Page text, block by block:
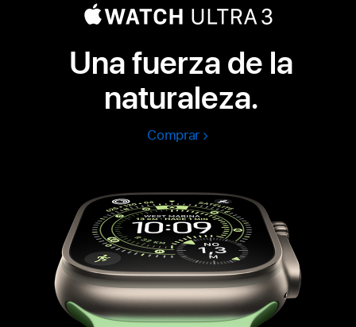
Una fuerza de la
naturaleza.
ComprarApple
3